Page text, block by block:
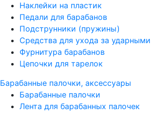
Наклейки на пластик
Педали для барабанов
Подструнники (пружины)
Средства для ухода за ударными
Фурнитура барабанов
Цепочки для тарелок
Барабанные палочки, аксессуары
Барабанные палочки
Лента для барабанных палочек